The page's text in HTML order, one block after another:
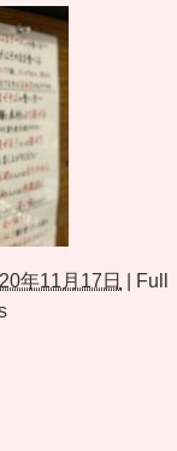
年11月17日
Full